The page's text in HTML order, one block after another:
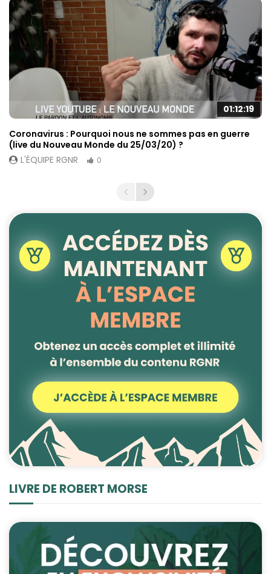
01:12:19
Coronavirus : Pourquoi nous ne sommes pas en guerre
(live du Nouveau Monde du 25/03/20) ?
L'ÉQUIPE RGNR
0
LIVRE DE ROBERT MORSE